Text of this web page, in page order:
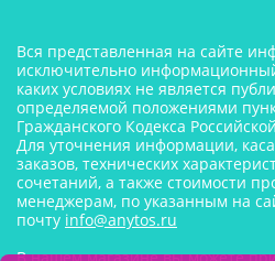
Вся представленная на сайте
исключительно
каких условиях не является
определяемой положениями
Гражданского Кодекса
Для уточнения информации,
заказов, технических
сочетаний, а также стоимости
менеджерам, по указанным на
почту info@anytos.ru